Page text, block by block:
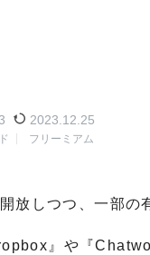
2023.12.25
フリーミアム
放しつつ、一部
』や『